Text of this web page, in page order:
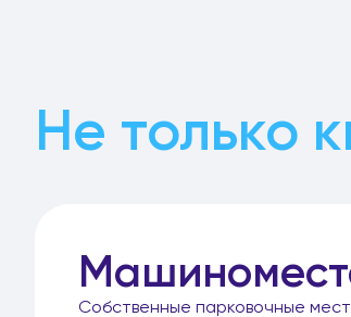
Не только
Собственные парковочные